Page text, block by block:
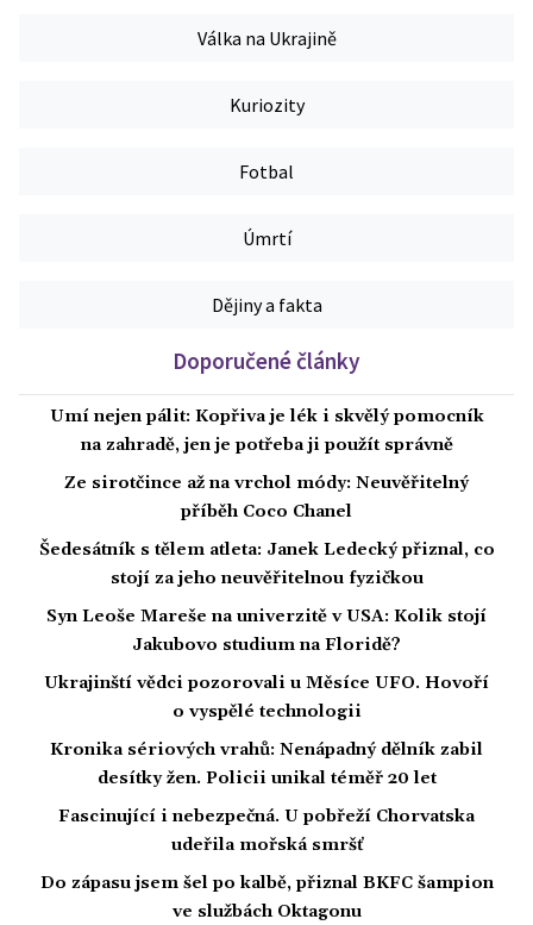
Válka na Ukrajině
Kuriozity
Fotbal
Úmrtí
Dějiny a fakta
Doporučené články
Umí nejen pálit: Kopřiva je lék i skvělý pomocník
na zahradě, jen je potřeba ji použít správně
Ze sirotčince až na vrchol módy: Neuvěřitelný
příběh Coco Chanel
Šedesátník s tělem atleta: Janek Ledecký přiznal, co
stojí za jeho neuvěřitelnou fyzičkou
Syn Leoše Mareše na univerzitě v USA: Kolik stojí
Jakubovo studium na Floridě?
Ukrajinští vědci pozorovali u Měsíce UFO. Hovoří
o vyspělé technologii
Kronika sériových vrahů: Nenápadný dělník zabil
desítky žen. Policii unikal téměř 20 let
Fascinující i nebezpečná. U pobřeží Chorvatska
udeřila mořská smršť
Do zápasu jsem šel po kalbě, přiznal BKFC šampion
ve službách Oktagonu